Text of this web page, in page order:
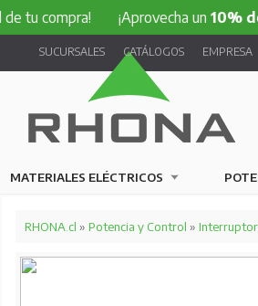
¡Aprovecha un10% de
SUCURSALES CATÁLOGOS EMPRESA
MATERIALES ELÉCTRICOS
RHONA.cl » Potencia y Control »